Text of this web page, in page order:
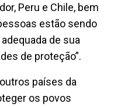
Peru e Chile, bem
estão sendo
de sua
de proteção”.
países da
os povos